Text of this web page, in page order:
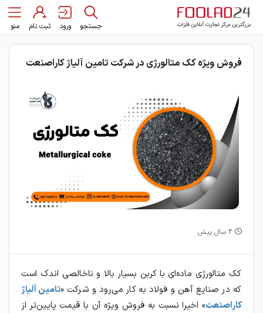
جستجو ورود ثبت نام منو
فروش ویژه کک متالورژی در شرکت تامین آلیاژ کاراصنعت
2 سال پیش
کک متالورژی ماده‌ای با کربن بسیار بالا و ناخالصی اندک است
که در صنایع آهن و فولاد به کار می‌رود و شرکت «تامین آلیاژ
کاراصنعت» اخیرا نسبت به فروش ویژه آن با قیمت پایین‌تر از